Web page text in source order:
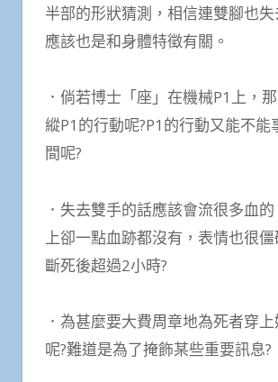
半部的形狀猜測，相信連雙腳也失
應該也是和身體特徵有關。
．倘若博士「座」在機械P1上，
縱P1的行動呢?P1的行動又能不能
間呢?
．失去雙手的話應該會流很多血
上卻一點血跡都沒有，表情也很
斷死後超過2小時?
．為甚麼要大費周章地為死者穿
呢?難道是為了掩飾某些重要訊息?